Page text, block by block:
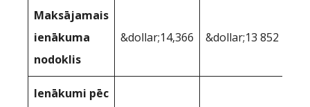
Maksājamais
ienākuma
nodoklis
&dollar;14,366 &dollar;13 852
Ienākumi pēc